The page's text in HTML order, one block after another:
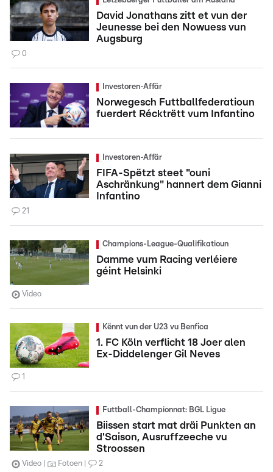
David Jonathans zitt et vun der
Jeunesse bei den Nowuess vun
Augsburg
0
Investoren-Affär
Norwegesch Futtballfederatioun
fuerdert Récktrëtt vum Infantino
Investoren-Affär
FIFA-Spëtzt steet "ouni
Aschränkung" hannert dem Gianni
Infantino
21
Champions-League-Qualifikatioun
Damme vum Racing verléiere
géint Helsinki
Video
Kënnt vun der U23 vu Benfica
1. FC Köln verflicht 18 Joer alen
Ex-Diddelenger Gil Neves
1
Futtball-Championnat: BGL Ligue
Biissen start mat dräi Punkten an
d'Saison, Ausruffzeeche vu
Stroossen
Video Fotoen 2